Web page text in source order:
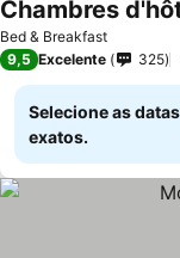
Bed & Breakfast
Chambres
9,5 Excelente 325
Selecione as
exatos.